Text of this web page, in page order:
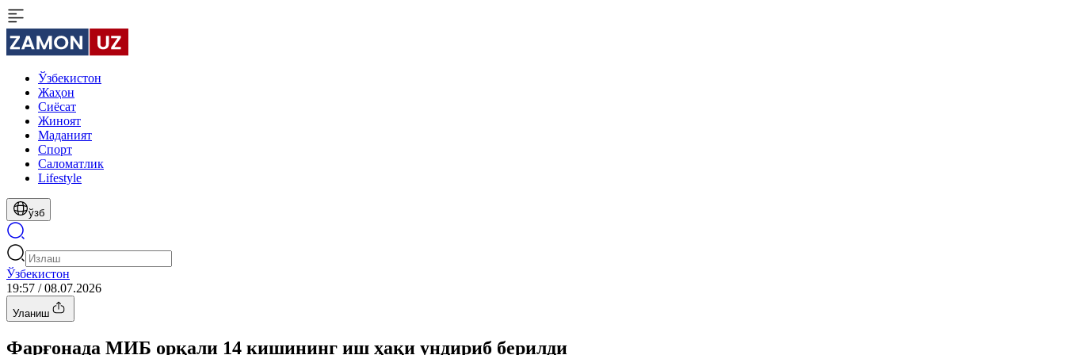
Ўзбекистон
Жаҳон
Сиёсат
Жиноят
Маданият
Спорт
Cаломатлик
Lifestyle
ўзб
Ўзбекистон
19:57 / 08.07.2026
Уланиш
Фарғонада МИБ орқали 14 кишининг иш ҳақи ундириб берилди